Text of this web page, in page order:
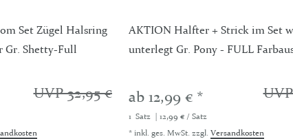
Set Zügel Halsring
Gr. Shetty-Full
UVP 32,95 €
AKTION Halfter + Strick im Set
unterlegt Gr. Pony - FULL
ab 12,99 € *
1 Satz | 12,99 € / Satz
* inkl. ges. MwSt. zzgl. Versandkosten